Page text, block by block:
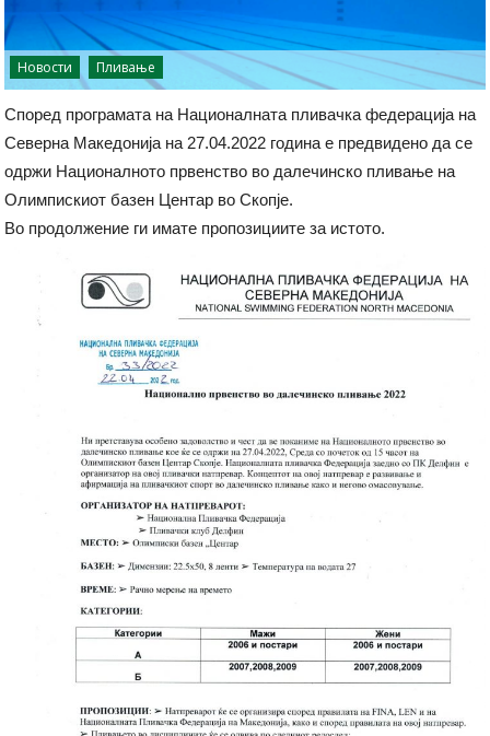
Новости Пливање
Според програмата на Националната пливачка федерација на
Северна Македонија на 27.04.2022 година е предвидено да се
одржи Националното првенство во далечинско пливање на
Олимпискиот базен Центар во Скопје.
Во продолжение ги имате пропозициите за истото.